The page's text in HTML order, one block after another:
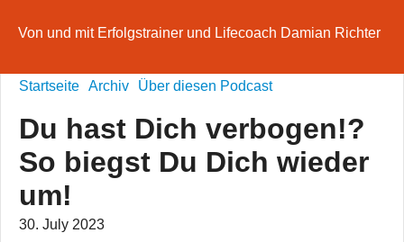
Von und mit Erfolgstrainer und Lifecoach Damian Richter
Startseite Archiv Über diesen Podcast
Du hast Dich verbogen!?
So biegst Du Dich wieder
um!
30. July 2023